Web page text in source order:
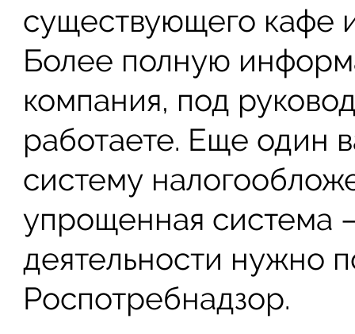
существующего кафе
Более полную
компания, под
работаете. Еще один
систему
упрощенная система
деятельности нужно
Роспотребнадзор.